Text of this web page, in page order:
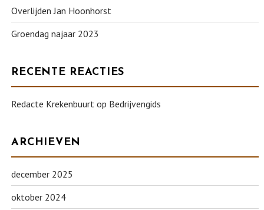
Overlijden Jan Hoonhorst
Groendag najaar 2023
RECENTE REACTIES
Redacte Krekenbuurt op Bedrijvengids
ARCHIEVEN
december 2025
oktober 2024